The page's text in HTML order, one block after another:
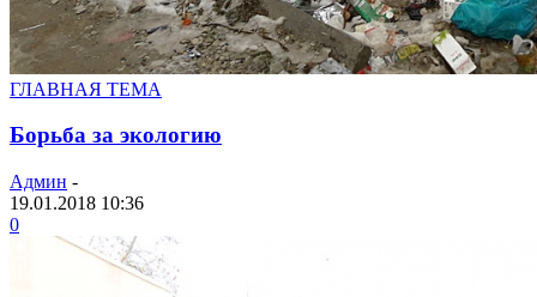
ГЛАВНАЯ ТЕМА
Борьба за экологию
Админ -
19.01.2018 10:36
0